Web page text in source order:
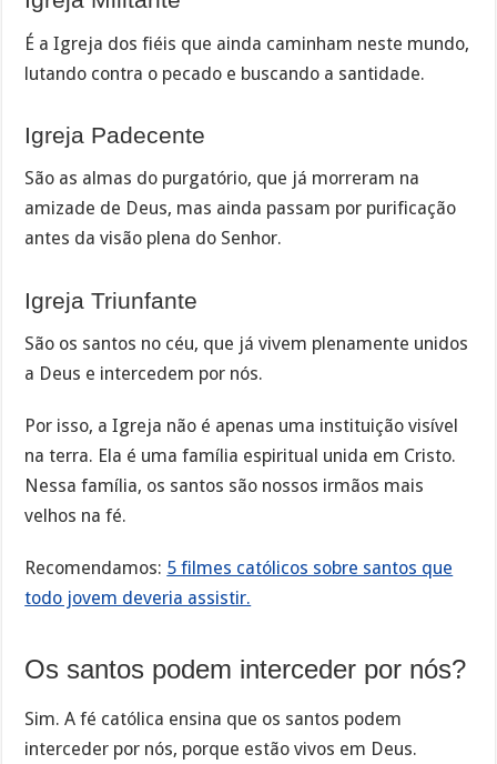
É a Igreja dos fiéis que ainda caminham neste mundo,
lutando contra o pecado e buscando a santidade.
Igreja Padecente
São as almas do purgatório, que já morreram na
amizade de Deus, mas ainda passam por purificação
antes da visão plena do Senhor.
Igreja Triunfante
São os santos no céu, que já vivem plenamente unidos
a Deus e intercedem por nós.
Por isso, a Igreja não é apenas uma instituição visível
na terra. Ela é uma família espiritual unida em Cristo.
Nessa família, os santos são nossos irmãos mais
velhos na fé.
Recomendamos: 5 filmes católicos sobre santos que
todo jovem deveria assistir.
Os santos podem interceder por nós?
Sim. A fé católica ensina que os santos podem
interceder por nós, porque estão vivos em Deus.